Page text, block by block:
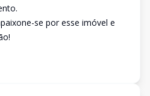
se por esse imóvel e